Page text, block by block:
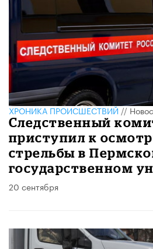
ХРОНИКА ПРОИСШЕСТВИЙ//
Следственный
приступил к
стрельбы в
государственном
20 сентября